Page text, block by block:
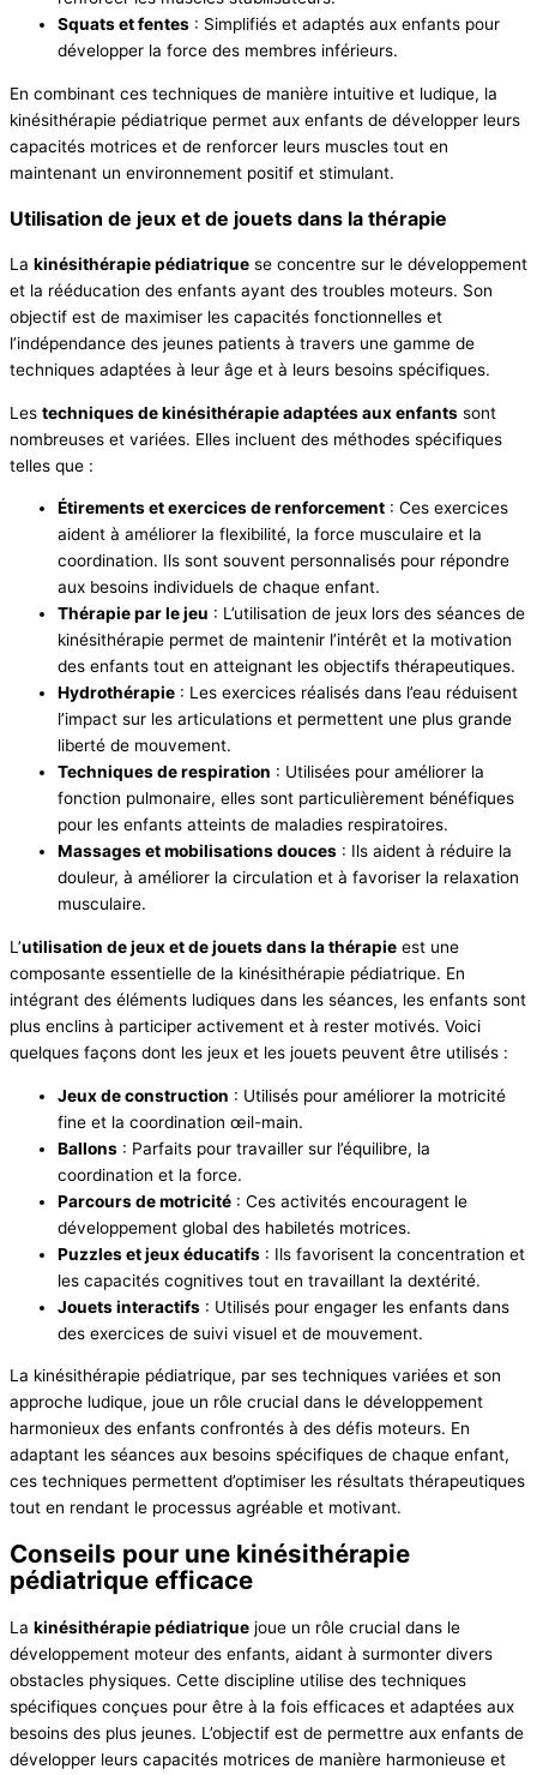
Squats et fentes : Simplifiés et adaptés aux enfants pour
développer la force des membres inférieurs.
En combinant ces techniques de manière intuitive et ludique, la
kinésithérapie pédiatrique permet aux enfants de développer leurs
capacités motrices et de renforcer leurs muscles tout en
maintenant un environnement positif et stimulant.
Utilisation de jeux et de jouets dans la thérapie
La kinésithérapie pédiatrique se concentre sur le développement
et la rééducation des enfants ayant des troubles moteurs. Son
objectif est de maximiser les capacités fonctionnelles et
l’indépendance des jeunes patients à travers une gamme de
techniques adaptées à leur âge et à leurs besoins spécifiques.
Les techniques de kinésithérapie adaptées aux enfants sont
nombreuses et variées. Elles incluent des méthodes spécifiques
telles que :
Étirements et exercices de renforcement : Ces exercices
aident à améliorer la flexibilité, la force musculaire et la
coordination. Ils sont souvent personnalisés pour répondre
aux besoins individuels de chaque enfant.
Thérapie par le jeu : L’utilisation de jeux lors des séances de
kinésithérapie permet de maintenir l’intérêt et la motivation
des enfants tout en atteignant les objectifs thérapeutiques.
Hydrothérapie : Les exercices réalisés dans l’eau réduisent
l’impact sur les articulations et permettent une plus grande
liberté de mouvement.
Techniques de respiration : Utilisées pour améliorer la
fonction pulmonaire, elles sont particulièrement bénéfiques
pour les enfants atteints de maladies respiratoires.
Massages et mobilisations douces : Ils aident à réduire la
douleur, à améliorer la circulation et à favoriser la relaxation
musculaire.
L’utilisation de jeux et de jouets dans la thérapie est une
composante essentielle de la kinésithérapie pédiatrique. En
intégrant des éléments ludiques dans les séances, les enfants sont
plus enclins à participer activement et à rester motivés. Voici
quelques façons dont les jeux et les jouets peuvent être utilisés :
Jeux de construction : Utilisés pour améliorer la motricité
fine et la coordination œil-main.
Ballons : Parfaits pour travailler sur l’équilibre, la
coordination et la force.
Parcours de motricité : Ces activités encouragent le
développement global des habiletés motrices.
Puzzles et jeux éducatifs : Ils favorisent la concentration et
les capacités cognitives tout en travaillant la dextérité.
Jouets interactifs : Utilisés pour engager les enfants dans
des exercices de suivi visuel et de mouvement.
La kinésithérapie pédiatrique, par ses techniques variées et son
approche ludique, joue un rôle crucial dans le développement
harmonieux des enfants confrontés à des défis moteurs. En
adaptant les séances aux besoins spécifiques de chaque enfant,
ces techniques permettent d’optimiser les résultats thérapeutiques
tout en rendant le processus agréable et motivant.
Conseils pour une kinésithérapie
pédiatrique efficace
La kinésithérapie pédiatrique joue un rôle crucial dans le
développement moteur des enfants, aidant à surmonter divers
obstacles physiques. Cette discipline utilise des techniques
spécifiques conçues pour être à la fois efficaces et adaptées aux
besoins des plus jeunes. L’objectif est de permettre aux enfants de
développer leurs capacités motrices de manière harmonieuse et